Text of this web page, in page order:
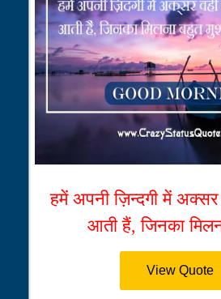
हमें अपनी ज़िन्दगी में
आती हैं, जिनका
View Quote